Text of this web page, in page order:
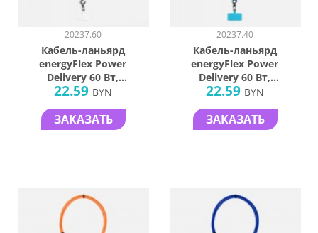
20237.60
Кабель-ланьярд
energyFlex Power
Delivery 60 Вт,
белый
22.59 BYN
ЗАКАЗАТЬ
20237.40
Кабель-ланьярд
energyFlex Power
Delivery 60 Вт,
голубой
22.59 BYN
ЗАКАЗАТЬ